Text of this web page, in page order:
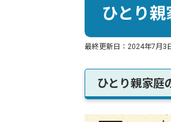
ひとり親
最終更新日： 2024年7月3
ひとり親家庭